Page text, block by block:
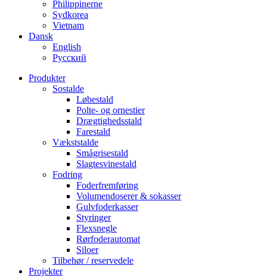
Philippinerne
Sydkorea
Vietnam
Dansk
English
Русский
Produkter
Sostalde
Løbestald
Polte- og ornestier
Drægtighedsstald
Farestald
Vækststalde
Smågrisestald
Slagtesvinestald
Fodring
Foderfremføring
Volumendoserer & sokasser
Gulvfoderkasser
Styringer
Flexsnegle
Rørfoderautomat
Siloer
Tilbehør / reservedele
Projekter